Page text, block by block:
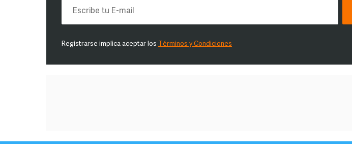
Registrarse implica aceptar los Términos y Condiciones